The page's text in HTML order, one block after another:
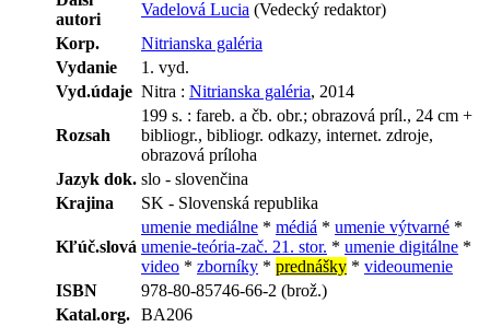
autori
Vadelová Lucia (Vedecký redaktor)
Korp.
Nitrianska galéria
Vydanie
1. vyd.
Vyd.údaje Nitra : Nitrianska galéria, 2014
Rozsah
199 s. : fareb. a čb. obr.; obrazová príl., 24 cm +
bibliogr., bibliogr. odkazy, internet. zdroje,
obrazová príloha
Jazyk dok. slo - slovenčina
Krajina
SK - Slovenská republika
Kľúč.slová
umenie mediálne * médiá * umenie výtvarné *
umenie-teória-zač. 21. stor. * umenie digitálne *
video * zborníky * prednášky * videoumenie
ISBN
978-80-85746-66-2 (brož.)
Katal.org. BA206